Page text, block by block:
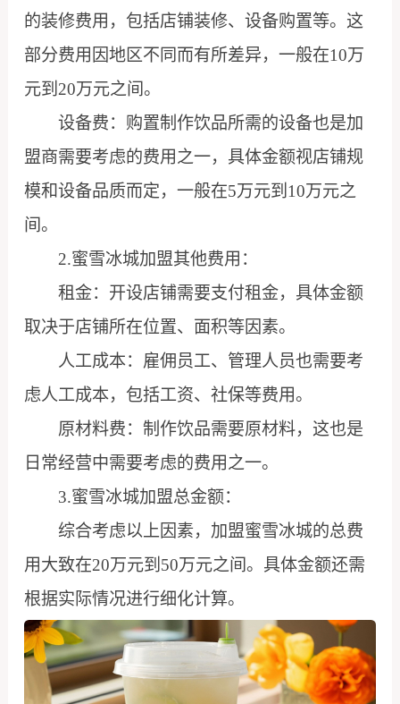
的装修费用，包括店铺装修、设备购置等。这
部分费用因地区不同而有所差异，一般在10万
元到20万元之间。
设备费：购置制作饮品所需的设备也是加
盟商需要考虑的费用之一，具体金额视店铺规
模和设备品质而定，一般在5万元到10万元之
间。
2.蜜雪冰城加盟其他费用：
租金：开设店铺需要支付租金，具体金额
取决于店铺所在位置、面积等因素。
人工成本：雇佣员工、管理人员也需要考
虑人工成本，包括工资、社保等费用。
原材料费：制作饮品需要原材料，这也是
日常经营中需要考虑的费用之一。
3.蜜雪冰城加盟总金额：
综合考虑以上因素，加盟蜜雪冰城的总费
用大致在20万元到50万元之间。具体金额还需
根据实际情况进行细化计算。